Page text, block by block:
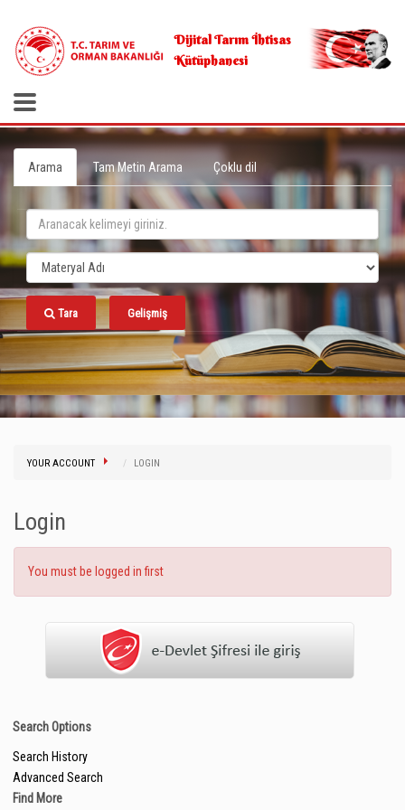
Dijital Tarım İhtisas
Kütüphanesi
Arama Tam Metin Arama Çoklu dil
Tara Gelişmiş
YOUR ACCOUNT LOGIN
Login
You must be logged in first
Search Options
Search History
Advanced Search
Find More